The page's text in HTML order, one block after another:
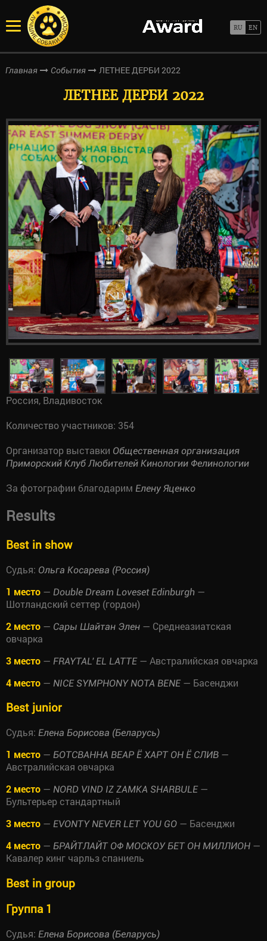
Главная События ЛЕТНЕЕ ДЕРБИ 2022
ЛЕТНЕЕ ДЕРБИ 2022
Россия, Владивосток
Количество участников: 354
Организатор выставки Общественная организация
Приморский Клуб Любителей Кинологии Фелинологии
За фотографии благодарим Елену Яценко
Results
Best in show
Судья: Ольга Косарева (Россия)
1 место — Double Dream Loveset Edinburgh —
Шотландский сеттер (гордон)
2 место — Сары Шайтан Элен — Среднеазиатская
овчарка
3 место — FRAYTAL' EL LATTE — Австралийская овчарка
4 место — NICE SYMPHONY NOTA BENE — Басенджи
Best junior
Судья: Елена Борисова (Беларусь)
1 место — БОТСВАННА ВЕАР Ё ХАРТ ОН Ё СЛИВ —
Австралийская овчарка
2 место — NORD VIND IZ ZAMKA SHARBULE —
Бультерьер стандартный
3 место — EVONTY NEVER LET YOU GO — Басенджи
4 место — БРАЙТЛАЙТ ОФ МОСКОУ БЕТ ОН МИЛЛИОН —
Кавалер кинг чарльз спаниель
Best in group
Группа 1
Судья: Елена Борисова (Беларусь)